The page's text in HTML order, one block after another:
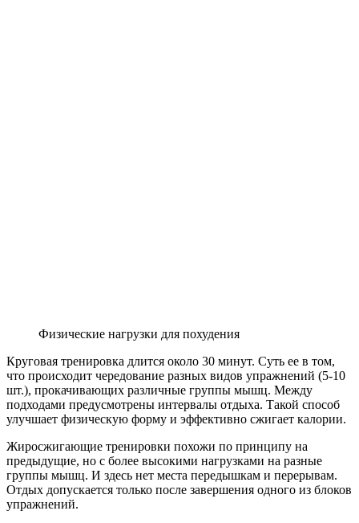
Физические нагрузки для похудения
Круговая тренировка длится около 30 минут. Суть ее в том,
что происходит чередование разных видов упражнений (5-10
шт.), прокачивающих различные группы мышц. Между
подходами предусмотрены интервалы отдыха. Такой способ
улучшает физическую форму и эффективно сжигает калории.
Жиросжигающие тренировки похожи по принципу на
предыдущие, но с более высокими нагрузками на разные
группы мышц. И здесь нет места передышкам и перерывам.
Отдых допускается только после завершения одного из блоков
упражнений.